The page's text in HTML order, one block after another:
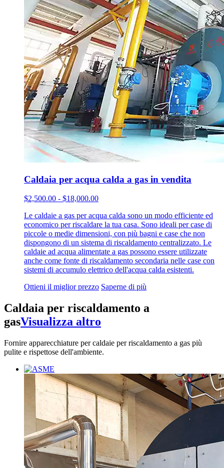
Caldaia per acqua calda a gas in vendita
$2,500.00 - $18,000.00
Le caldaie a gas per acqua calda sono un modo efficiente ed
economico per riscaldare la tua casa. Sono ideali per case di
piccole o medie dimensioni, con più bagni e case che non
dispongono di un sistema di riscaldamento centralizzato. Le
caldaie ad acqua alimentate a gas possono essere utilizzate
anche come fonte di riscaldamento secondaria nelle case con
sistemi di accumulo elettrico dell'acqua calda esistenti.
Ottieni il miglior prezzo Saperne di più
Caldaia per riscaldamento a
gasVisualizza altro
Fornire apparecchiature per caldaie per riscaldamento a gas più
pulite e rispettose dell'ambiente.